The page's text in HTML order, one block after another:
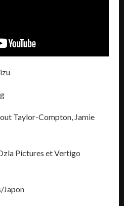
Taylor-Compton, Jamie
Pictures et Vertigo
Japon